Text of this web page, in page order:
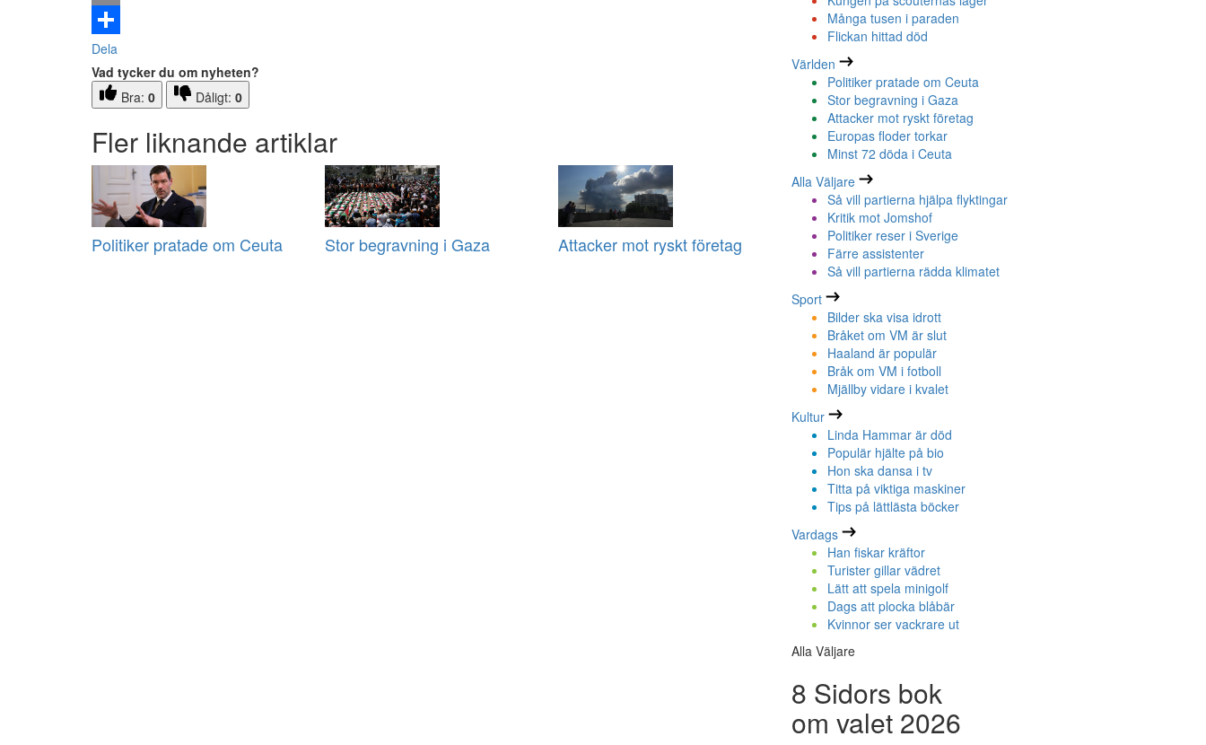
Email
Dela
Vad tycker du om nyheten?
Bra: 0 Dåligt: 0
Fler liknande artiklar
Politiker pratade om Ceuta Stor begravning i Gaza Attacker mot ryskt företag
Många tusen i paraden
Flickan hittad död
Världen
Politiker pratade om Ceuta
Stor begravning i Gaza
Attacker mot ryskt företag
Europas floder torkar
Minst 72 döda i Ceuta
Alla Väljare
Så vill partierna hjälpa flyktingar
Kritik mot Jomshof
Politiker reser i Sverige
Färre assistenter
Så vill partierna rädda klimatet
Sport
Bilder ska visa idrott
Bråket om VM är slut
Haaland är populär
Bråk om VM i fotboll
Mjällby vidare i kvalet
Kultur
Linda Hammar är död
Populär hjälte på bio
Hon ska dansa i tv
Titta på viktiga maskiner
Tips på lättlästa böcker
Vardags
Han fiskar kräftor
Turister gillar vädret
Lätt att spela minigolf
Dags att plocka blåbär
Kvinnor ser vackrare ut
Alla Väljare
8 Sidors bok
om valet 2026